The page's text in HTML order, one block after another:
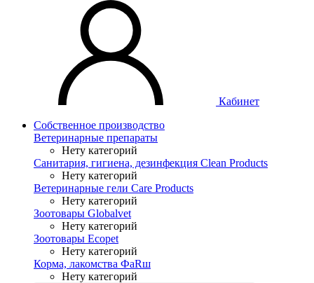
Кабинет
Собственное производство
Ветеринарные препараты
Нету категорий
Санитария, гигиена, дезинфекция Clean Products
Нету категорий
Ветеринарные гели Care Products
Нету категорий
Зоотовары Globalvet
Нету категорий
Зоотовары Ecopet
Нету категорий
Корма, лакомства ФaRш
Нету категорий